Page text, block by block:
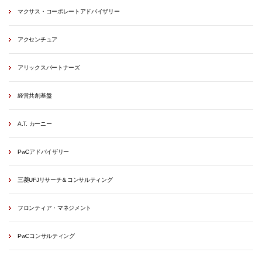
マクサス・コーポレートアドバイザリー
アクセンチュア
アリックスパートナーズ
経営共創基盤
A.T. カーニー
PwCアドバイザリー
三菱UFJリサーチ＆コンサルティング
フロンティア・マネジメント
PwCコンサルティング